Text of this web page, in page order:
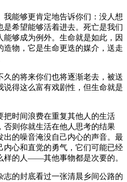
我能够更肯定地告诉你们：没人想
希望能够活着进去。死亡是我们
够成为例外。生命就是如此，因
造物，它是生命更迭的媒介，送走
久的将来你们也将逐渐老去，被送
说得这么富有戏剧性，但生命就是
把时间浪费在重复其他人的生活
否则你就生活在他人思考的结果
出的噪音淹没自己内心的声音。最
内心和直觉的勇气，它们可能已经
样的人——其他事物都是次要的。
志的封底看过一张清晨乡间公路的